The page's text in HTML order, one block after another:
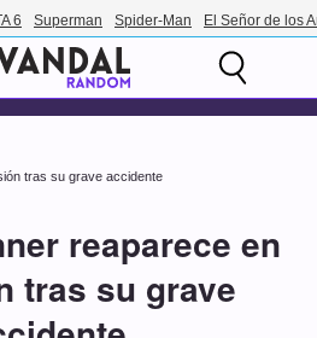
6 Superman Spider-Man El Señor de los
tras su grave accidente
reaparece en
tras su grave